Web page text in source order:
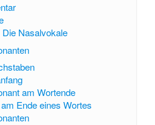
Die Nasalvokale
am Wortende
Ende eines Wortes